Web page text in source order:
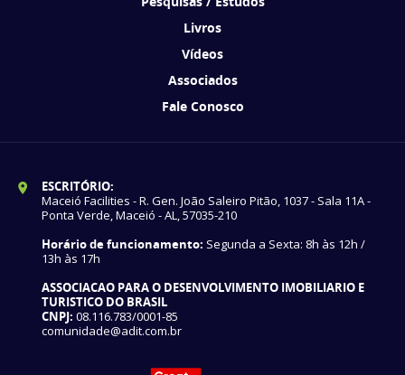
Livros
Vídeos
Associados
Fale Conosco
ESCRITÓRIO:
Maceió Facilities - R. Gen. João Saleiro Pitão, 1037 - Sala 11A -
Ponta Verde, Maceió - AL, 57035-210
Horário de funcionamento: Segunda a Sexta: 8h às 12h /
13h às 17h
ASSOCIACAO PARA O DESENVOLVIMENTO IMOBILIARIO E
TURISTICO DO BRASIL
CNPJ: 08.116.783/0001-85
comunidade@adit.com.br